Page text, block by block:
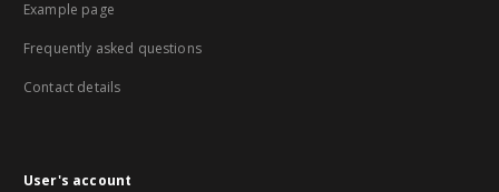
Example page
Frequently asked questions
Contact details
User's account